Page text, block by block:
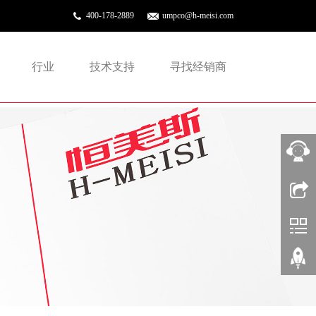
400-178-2889 umpco@h-meisi.com
行业 技术支持 寻找经销商